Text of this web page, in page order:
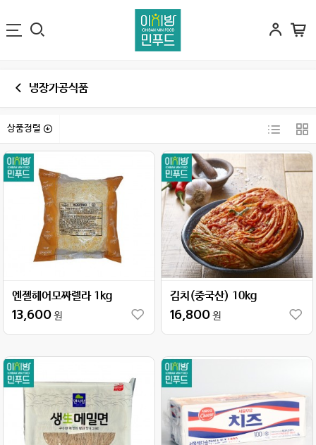
냉장가공식품
상품정렬
엔젤헤어모짜렐라 1kg
13,600원
김치(중국산) 10kg
16,800원